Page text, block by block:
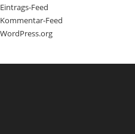
Eintrags-Feed
Kommentar-Feed
WordPress.org